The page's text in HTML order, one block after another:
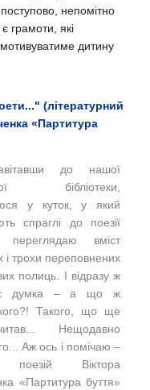
непомітно
грамоти, які
дитину
(літературний
«Партитура
до нашої
бібліотеки,
у куток, у який
спраглі до поезії
переглядаю вміст
і трохи переповнених
полиць. І відразу ж
думка – а що ж
Такого, що ще
Нещодавно
Аж ось і помічаю –
поезій Віктора
«Партитура буття»